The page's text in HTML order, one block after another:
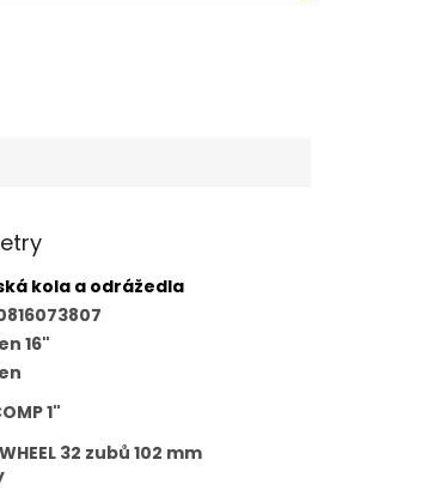
kola a odrážedla
16"
1"
32 zubů 102 mm